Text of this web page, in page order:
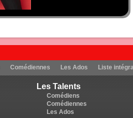
Comédiennes Les Ados Liste
Les Talents
Comédiens
Comédiennes
Les Ados